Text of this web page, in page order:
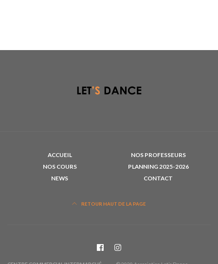
ACCUEIL
NOS PROFESSEURS
NOS COURS
PLANNING 2025-2026
NEWS
CONTACT
RETOUR HAUT DE LA PAGE